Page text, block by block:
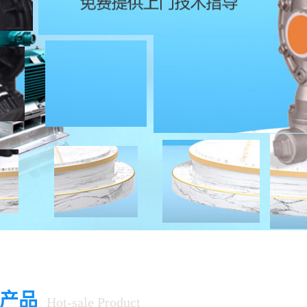
产品 Hot-sale Product